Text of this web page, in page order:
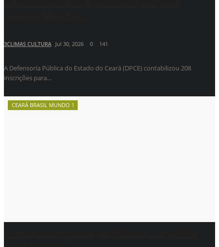
3CLIMAS CULTURA Jul 30, 2026 0 141
A Defensoria Pública do Estado do Ceará (DPCE) contabilizou 208
inscrições para...
CEARÁ BRASIL MUNDO 1